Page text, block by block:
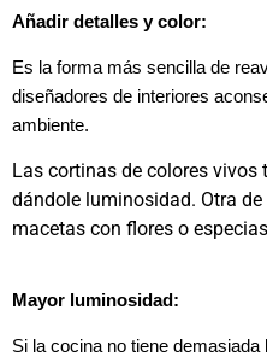
Añadir detalles y color:
Es la forma más sencilla de
diseñadores de interiores
ambiente.
Las cortinas de colores vivos
dándole luminosidad. Otra
macetas con flores o
Mayor luminosidad:
Si la cocina no tiene